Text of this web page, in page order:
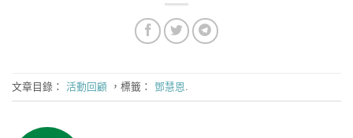
文章目錄： 活動回顧 ，標籤： 鄧慧恩